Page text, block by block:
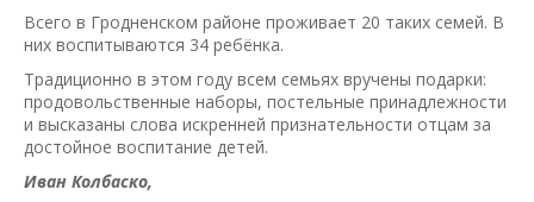
Всего в Гродненском районе проживает 20 таких семей. В
них воспитываются 34 ребёнка.
Традиционно в этом году всем семьях вручены подарки:
продовольственные наборы, постельные принадлежности
и высказаны слова искренней признательности отцам за
достойное воспитание детей.
Иван Колбаско,